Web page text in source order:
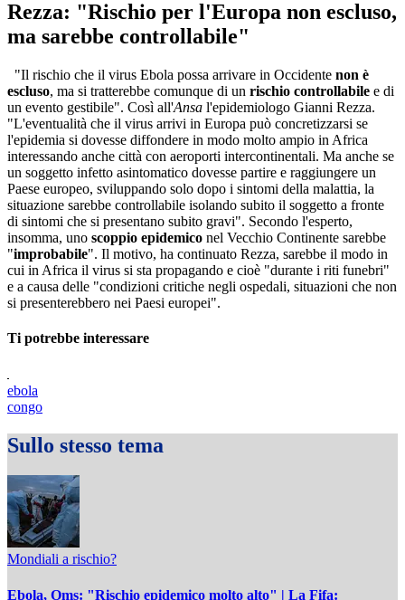
Rezza: "Rischio per l'Europa non escluso,
ma sarebbe controllabile"
"Il rischio che il virus Ebola possa arrivare in Occidente non è
escluso, ma si tratterebbe comunque di un rischio controllabile e di
un evento gestibile". Così all'Ansa l'epidemiologo Gianni Rezza.
"L'eventualità che il virus arrivi in Europa può concretizzarsi se
l'epidemia si dovesse diffondere in modo molto ampio in Africa
interessando anche città con aeroporti intercontinentali. Ma anche se
un soggetto infetto asintomatico dovesse partire e raggiungere un
Paese europeo, sviluppando solo dopo i sintomi della malattia, la
situazione sarebbe controllabile isolando subito il soggetto a fronte
di sintomi che si presentano subito gravi". Secondo l'esperto,
insomma, uno scoppio epidemico nel Vecchio Continente sarebbe
"improbabile". Il motivo, ha continuato Rezza, sarebbe il modo in
cui in Africa il virus si sta propagando e cioè "durante i riti funebri"
e a causa delle "condizioni critiche negli ospedali, situazioni che non
si presenterebbero nei Paesi europei".
Ti potrebbe interessare
ebola
congo
Sullo stesso tema
Mondiali a rischio?
Ebola, Oms: "Rischio epidemico molto alto" | La Fifa: